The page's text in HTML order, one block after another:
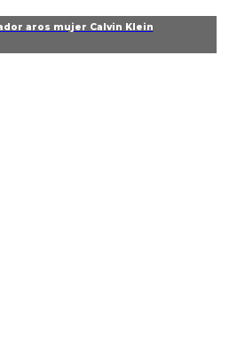
Tanga Mujer Calvin Klein